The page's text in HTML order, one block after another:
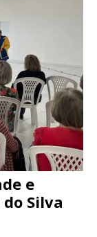
e
Silva